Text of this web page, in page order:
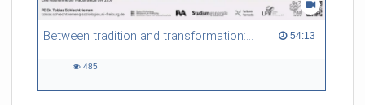
Between tradition and transformation: how owners, advisers and institutions co-create knowledge for resilient forests in Europe 54:13
54:13 duration
485